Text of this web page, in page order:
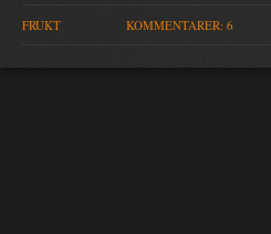
FRUKT KOMMENTARER: 6